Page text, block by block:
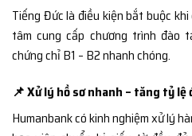
Tiếng Đức là điều kiện bắt buộc
tâm cung cấp chương trình đào
chứng chỉ B1 – B2 nhanh chóng.
📌 Xử lý hồ sơ nhanh – tăng tỷ lệ
Humanbank có kinh nghiệm xử lý